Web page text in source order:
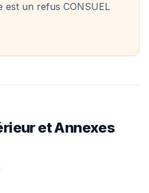
est un refus CONSUEL
et Annexes